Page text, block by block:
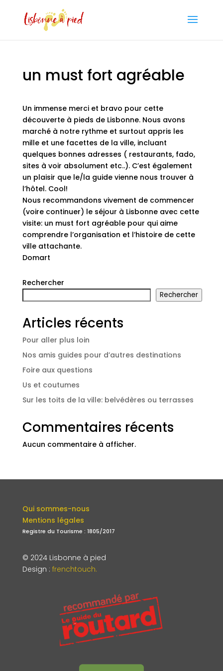
un must fort agréable
Un immense merci et bravo pour cette
découverte à pieds de Lisbonne. Nous avons
marché à notre rythme et surtout appris les
mille et une facettes de la ville, incluant
quelques bonnes adresses ( restaurants, fado,
sites à voir absolument etc..). C’est également
un plaisir que le/la guide vienne nous trouver à
l’hôtel. Cool!
Nous recommandons vivement de commencer
(voire continuer) le séjour à Lisbonne avec cette
visite: un must fort agréable pour qui aime
comprendre l’organisation et l’histoire de cette
ville attachante.
Domart
Rechercher
Rechercher
Articles récents
Pour aller plus loin
Nos amis guides pour d’autres destinations
Foire aux questions
Us et coutumes
Sur les toits de la ville: belvédères ou terrasses
Commentaires récents
Aucun commentaire à afficher.
Qui sommes-nous
Mentions légales
Registre du Tourisme : 1805/2017
© 2024 Lisbonne à pied
Design : frenchtouch.